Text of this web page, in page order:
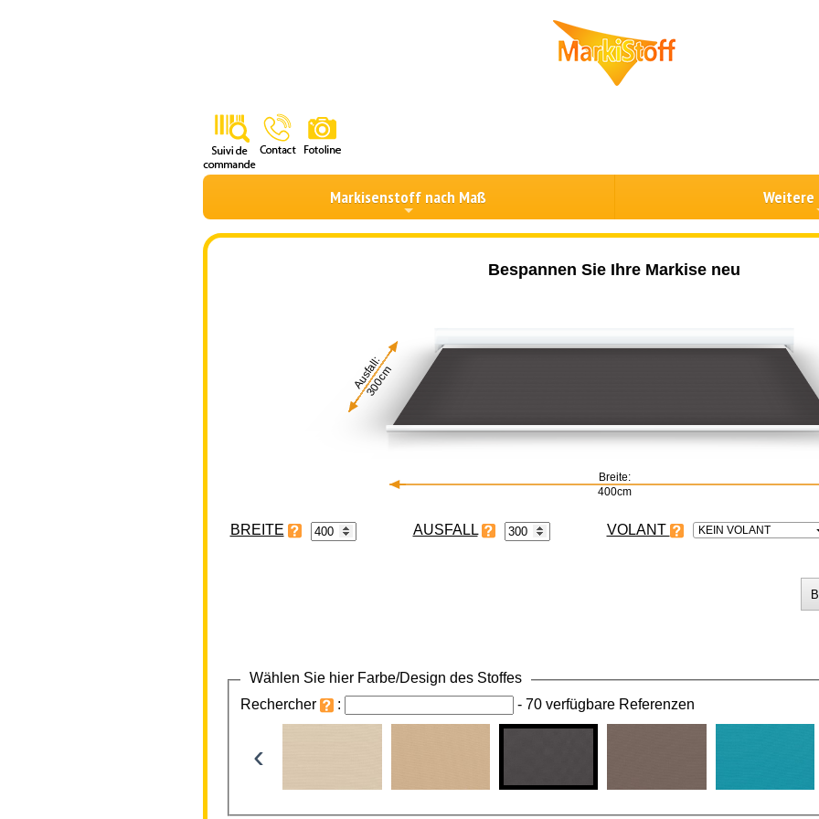
Markisenstoff nach Maß Weitere
Bespannen Sie Ihre Markise neu
Breite:
400cm
Ausfall:
300cm
BREITE VOLANT KEIN VOLANT
Wählen Sie hier Farbe/Design des Stoffes
Rechercher
: - 70 verfügbare Referenzen
‹